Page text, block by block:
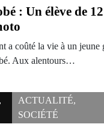
: Un élève de
a coûté la vie à un jeune
Aux alentours…
ACTUALITÉ,
SOCIÉTÉ